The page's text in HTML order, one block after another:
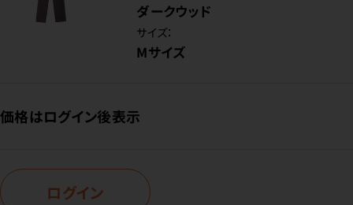
ダークウッド
サイズ：
Mサイズ
価格はログイン後表示
ログイン